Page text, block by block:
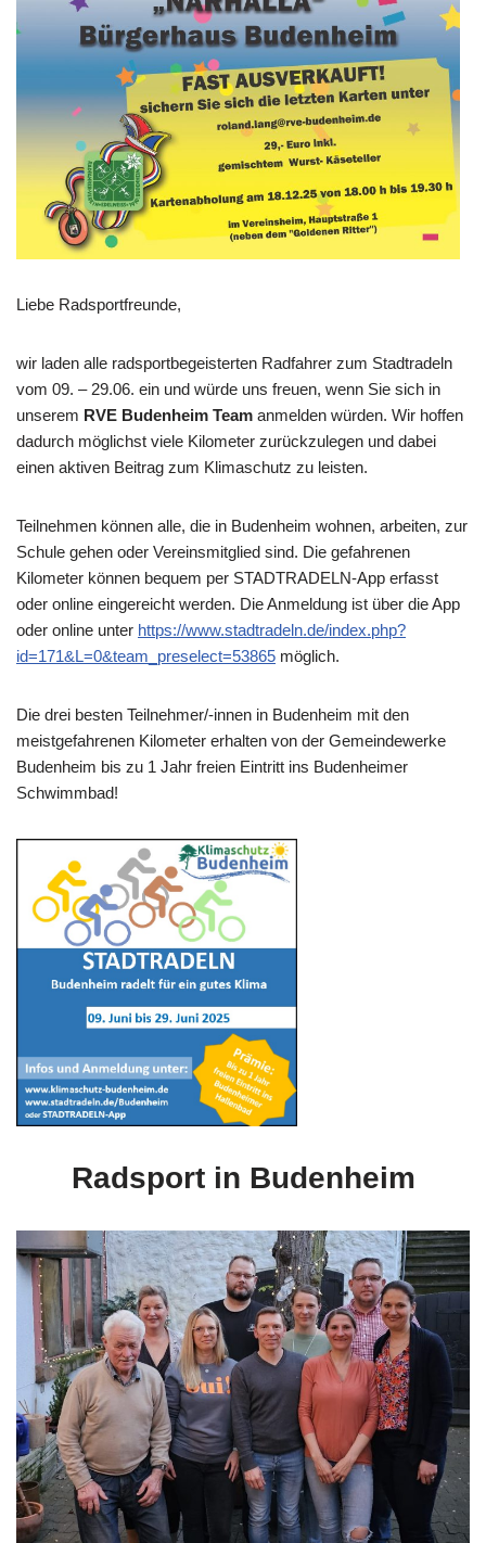
Liebe Radsportfreunde,
wir laden alle radsportbegeisterten Radfahrer zum Stadtradeln
vom 09. – 29.06. ein und würde uns freuen, wenn Sie sich in
unserem RVE Budenheim Team anmelden würden. Wir hoffen
dadurch möglichst viele Kilometer zurückzulegen und dabei
einen aktiven Beitrag zum Klimaschutz zu leisten.
Teilnehmen können alle, die in Budenheim wohnen, arbeiten, zur
Schule gehen oder Vereinsmitglied sind. Die gefahrenen
Kilometer können bequem per STADTRADELN-App erfasst
oder online eingereicht werden. Die Anmeldung ist über die App
oder online unter https://www.stadtradeln.de/index.php?
id=171&L=0&team_preselect=53865 möglich.
Die drei besten Teilnehmer/-innen in Budenheim mit den
meistgefahrenen Kilometer erhalten von der Gemeindewerke
Budenheim bis zu 1 Jahr freien Eintritt ins Budenheimer
Schwimmbad!
Radsport in Budenheim